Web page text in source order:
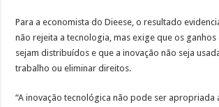
Para a economista do Dieese, o resultado
não rejeita a tecnologia, mas exige que os
sejam distribuídos e que a inovação não seja
trabalho ou eliminar direitos.
“A inovação tecnológica não pode ser apropriada